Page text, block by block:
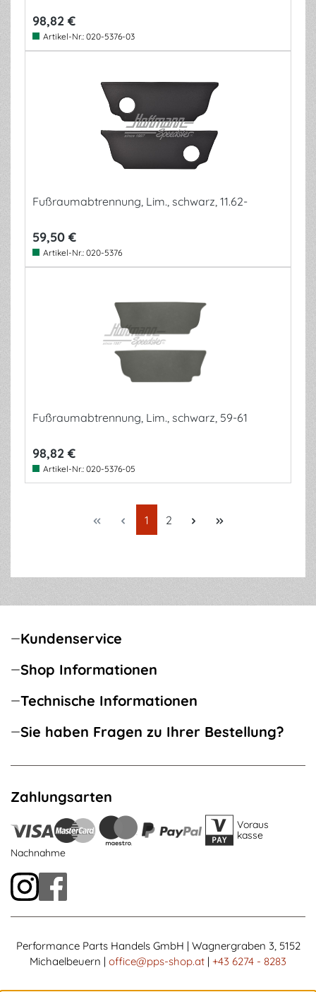
98,82 €
Artikel-Nr.: 020-5376-03
Fußraumabtrennung, Lim., schwarz, 11.62-
59,50 €
Artikel-Nr.: 020-5376
Fußraumabtrennung, Lim., schwarz, 59-61
98,82 €
Artikel-Nr.: 020-5376-05
Seite
1 Seite
2
Kundenservice
Shop Informationen
Technische Informationen
Sie haben Fragen zu Ihrer Bestellung?
Zahlungsarten
Voraus
kasse
Nachnahme
Performance Parts Handels GmbH | Wagnergraben 3, 5152
Michaelbeuern | office@pps-shop.at | +43 6274 - 8283